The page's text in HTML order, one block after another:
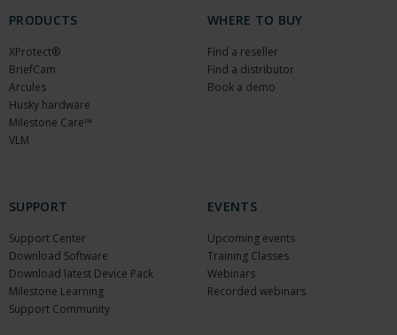
PRODUCTS
XProtect®
BriefCam
Arcules
Husky hardware
Milestone Care™
VLM
WHERE TO BUY
Find a reseller
Find a distributor
Book a demo
SUPPORT
Support Center
Download Software
Download latest Device Pack
Milestone Learning
Support Community
EVENTS
Upcoming events
Training Classes
Webinars
Recorded webinars